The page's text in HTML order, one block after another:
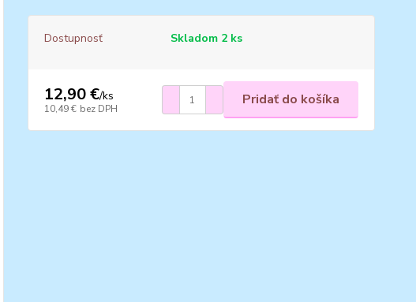
Dostupnosť Skladom 2 ks
12,90 €/ks
10,49 € bez DPH
Pridať do košíka